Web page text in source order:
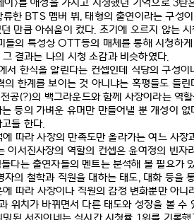
이>를 애정을 가지고 시청했던 기억으로3탄
류한BTS 멤버 뷔, 태형의 출연이라는 구성
만큼 아쉬움이 컸다. 초기에 오르지 않는
들의 특성상OTT등의 매체를 통해 시청하
그 결과는 나의 시청 소감과 비슷하였다.
서 한식을 알린다는 컨셉인데 식당의 구성
의 한계를 보이는 것 아니냐는 혹평들도 들린
공(?)의 백그라운드와 함께 사장이라는 역
등의 가벼운 유머만 만들어낼 뿐 개성이 없
들 한다.
에 따라 사장의 만족도만 올라가는 여느 사
이서진사장의 역할의 컨셉은 윤여정의 빈
다는 출연자들의 멘트는 분석해 볼 필요가
자의 철학과 직원을 대하는 태도, 대화 등을
에 따라 사장이나 직원의 감정 변화뿐만 아
위치가 바뀌면서 다른 태도와 성장을 볼 수